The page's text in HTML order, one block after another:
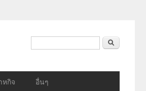
ค้นหา
หกิจ อื่นๆ